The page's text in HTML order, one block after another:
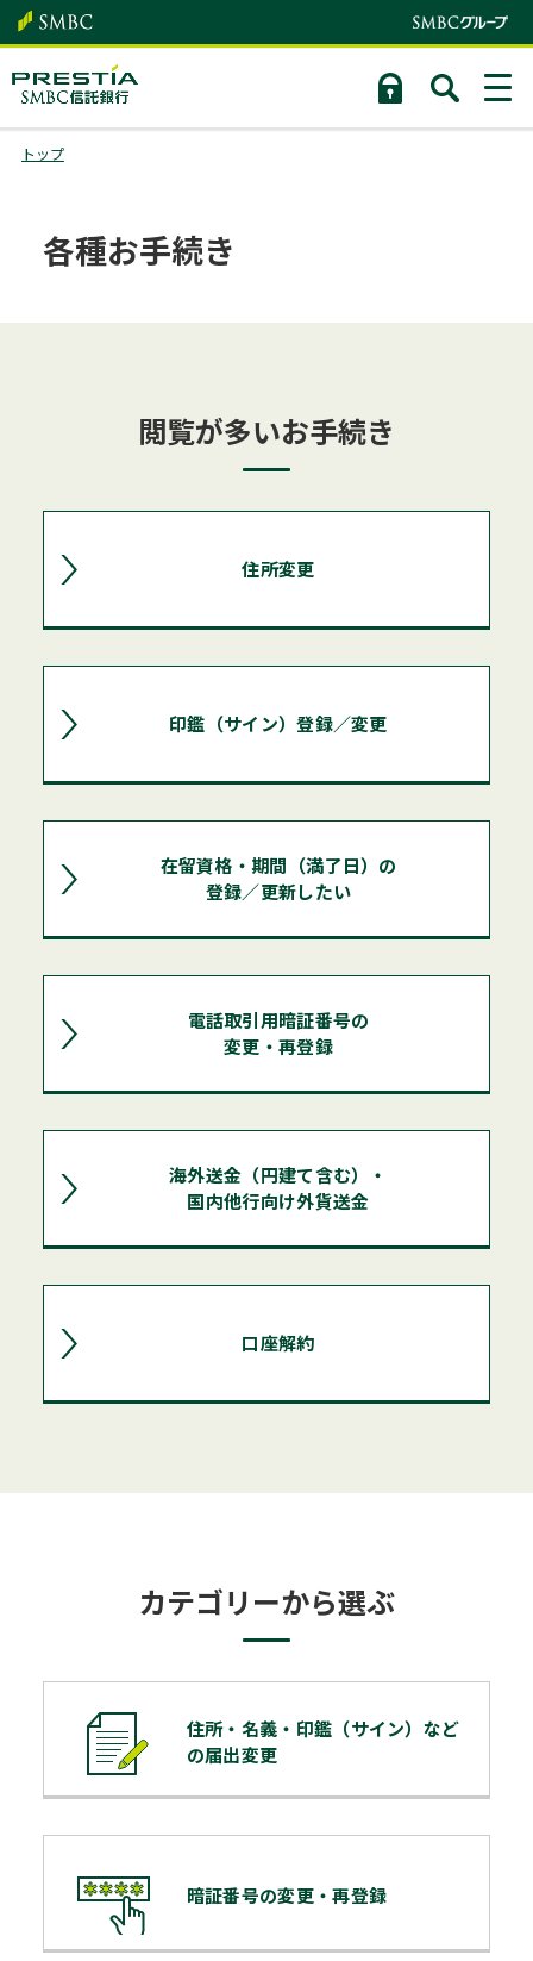
トップ
各種お手続き
閲覧が多いお手続き
住所変更
印鑑（サイン）登録／変更
在留資格・期間（満了日）の
登録／更新したい
電話取引用暗証番号の
変更・再登録
海外送金（円建て含む）・
国内他行向け外貨送金
口座解約
カテゴリーから選ぶ
住所・名義・印鑑（サイン）など
の届出変更
暗証番号の変更・再登録